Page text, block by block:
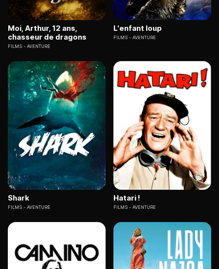
Moi, Arthur, 12 ans,
chasseur de dragons
FILMS AVENTURE
L'enfant loup
FILMS AVENTURE
Shark
FILMS AVENTURE
Hatari !
FILMS AVENTURE